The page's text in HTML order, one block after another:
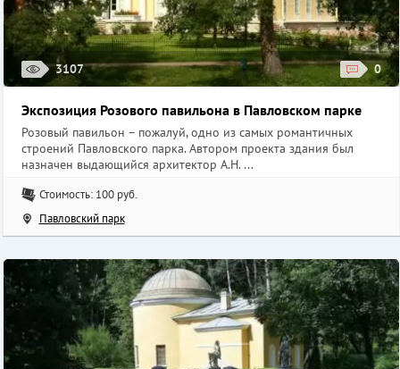
3107 0
Экспозиция Розового павильона в Павловском парке
Розовый павильон – пожалуй, одно из самых романтичных
строений Павловского парка. Автором проекта здания был
назначен выдающийся архитектор А.Н. ...
Стоимость: 100 руб.
Павловский парк